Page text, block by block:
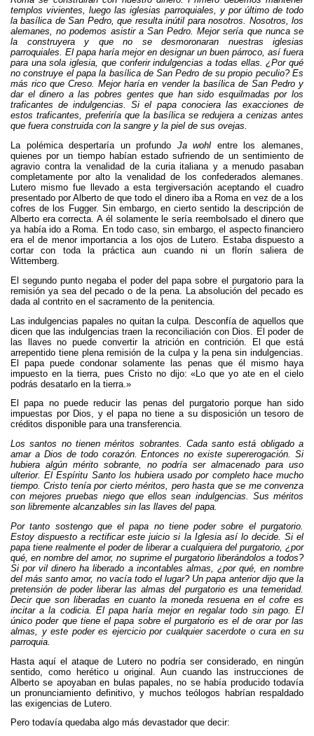
templos vivientes, luego las iglesias parroquiales, y por último de todo
la basílica de San Pedro, que resulta inútil para nosotros. Nosotros, los
alemanes, no podemos asistir a San Pedro. Mejor sería que nunca se
la construyera y que no se desmoronaran nuestras iglesias
parroquiales. El papa haría mejor en designar un buen párroco, así fuera
para una sola iglesia, que conferir indulgencias a todas ellas. ¿Por qué
no construye el papa la basílica de San Pedro de su propio peculio? Es
más rico que Creso. Mejor haría en vender la basílica de San Pedro y
dar el dinero a las pobres gentes que han sido esquilmadas por los
traficantes de indulgencias. Si el papa conociera las exacciones de
estos traficantes, preferiría que la basílica se redujera a cenizas antes
que fuera construida con la sangre y la piel de sus ovejas.
La polémica despertaría un profundo Ja wohl entre los alemanes,
quienes por un tiempo habían estado sufriendo de un sentimiento de
agravio contra la venalidad de la curia italiana y a menudo pasaban
completamente por alto la venalidad de los confederados alemanes.
Lutero mismo fue llevado a esta tergiversación aceptando el cuadro
presentado por Alberto de que todo el dinero iba a Roma en vez de a los
cofres de los Fugger. Sin embargo, en cierto sentido la descripción de
Alberto era correcta. A él solamente le sería reembolsado el dinero que
ya había ido a Roma. En todo caso, sin embargo, el aspecto financiero
era el de menor importancia a los ojos de Lutero. Estaba dispuesto a
cortar con toda la práctica aun cuando ni un florín saliera de
Wittemberg.
El segundo punto negaba el poder del papa sobre el purgatorio para la
remisión ya sea del pecado o de la pena. La absolución del pecado es
dada al contrito en el sacramento de la penitencia.
Las indulgencias papales no quitan la culpa. Desconfía de aquellos que
dicen que las indulgencias traen la reconciliación con Dios. El poder de
las llaves no puede convertir la atrición en contrición. El que está
arrepentido tiene plena remisión de la culpa y la pena sin indulgencias.
El papa puede condonar solamente las penas que él mismo haya
impuesto en la tierra, pues Cristo no dijo: «Lo que yo ate en el cielo
podrás desatarlo en la tierra.»
El papa no puede reducir las penas del purgatorio porque han sido
impuestas por Dios, y el papa no tiene a su disposición un tesoro de
créditos disponible para una transferencia.
Los santos no tienen méritos sobrantes. Cada santo está obligado a
amar a Dios de todo corazón. Entonces no existe supererogación. Si
hubiera algún mérito sobrante, no podría ser almacenado para uso
ulterior. El Espíritu Santo los hubiera usado por completo hace mucho
tiempo. Cristo tenía por cierto méritos, pero hasta que se me convenza
con mejores pruebas niego que ellos sean indulgencias. Sus méritos
son libremente alcanzables sin las llaves del papa.
Por tanto sostengo que el papa no tiene poder sobre el purgatorio.
Estoy dispuesto a rectificar este juicio si la Iglesia así lo decide. Si el
papa tiene realmente el poder de liberar a cualquiera del purgatorio, ¿por
qué, en nombre del amor, no suprime el purgatorio liberándolos a todos?
Si por vil dinero ha liberado a incontables almas, ¿por qué, en nombre
del más santo amor, no vacía todo el lugar? Un papa anterior dijo que la
pretensión de poder liberar las almas del purgatorio es una temeridad.
Decir que son liberadas en cuanto la moneda resuena en el cofre es
incitar a la codicia. El papa haría mejor en regalar todo sin pago. El
único poder que tiene el papa sobre el purgatorio es el de orar por las
almas, y este poder es ejercicio por cualquier sacerdote o cura en su
parroquia.
Hasta aquí el ataque de Lutero no podría ser considerado, en ningún
sentido, como herético u original. Aun cuando las instrucciones de
Alberto se apoyaban en bulas papales, no se había producido todavía
un pronunciamiento definitivo, y muchos teólogos habrían respaldado
las exigencias de Lutero.
Pero todavía quedaba algo más devastador que decir: